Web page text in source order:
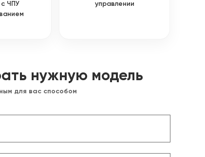
ЧПУ
управлении
нужную модель
для вас способом